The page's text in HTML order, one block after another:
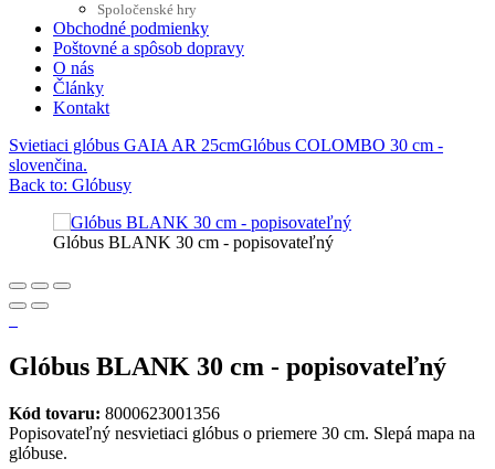
Spoločenské hry
Obchodné podmienky
Poštovné a spôsob dopravy
O nás
Články
Kontakt
Svietiaci glóbus GAIA AR 25cmGlóbus COLOMBO 30 cm -
slovenčina.
Back to: Glóbusy
Glóbus BLANK 30 cm - popisovateľný
Glóbus BLANK 30 cm - popisovateľný
Kód tovaru: 8000623001356
Popisovateľný nesvietiaci glóbus o priemere 30 cm. Slepá mapa na
glóbuse.